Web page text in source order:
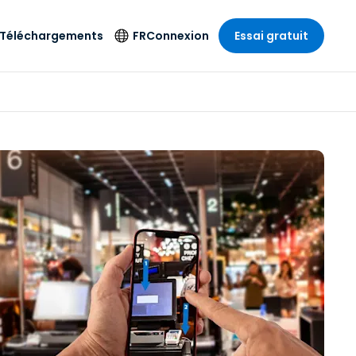
de
sur
Antivirus
Détection et
réponse sur les
terminaux
Accès et contrôle
Wi-Fi Foxpass
Espace de travail
sécurisé Zero Trust
Shield (Anti-
arnaque)
Divertissements
et secteur
& Design
et comptabilité
Divertissements
secteurs
Téléchargements FR
Deutsch
Español
Français
Italiano
Nederlands
Português
简体中文
繁體中文
Connexion Essai gratuit